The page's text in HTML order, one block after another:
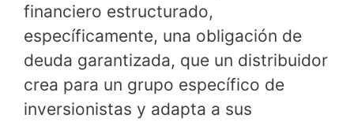
financiero estructurado,
específicamente, una obligación de
deuda garantizada, que un distribuidor
crea para un grupo específico de
inversionistas y adapta a sus